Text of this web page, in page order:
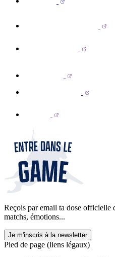
Reçois par email ta dose officielle
matchs, émotions...
Je m'inscris à la newsletter
Pied de page (liens légaux)